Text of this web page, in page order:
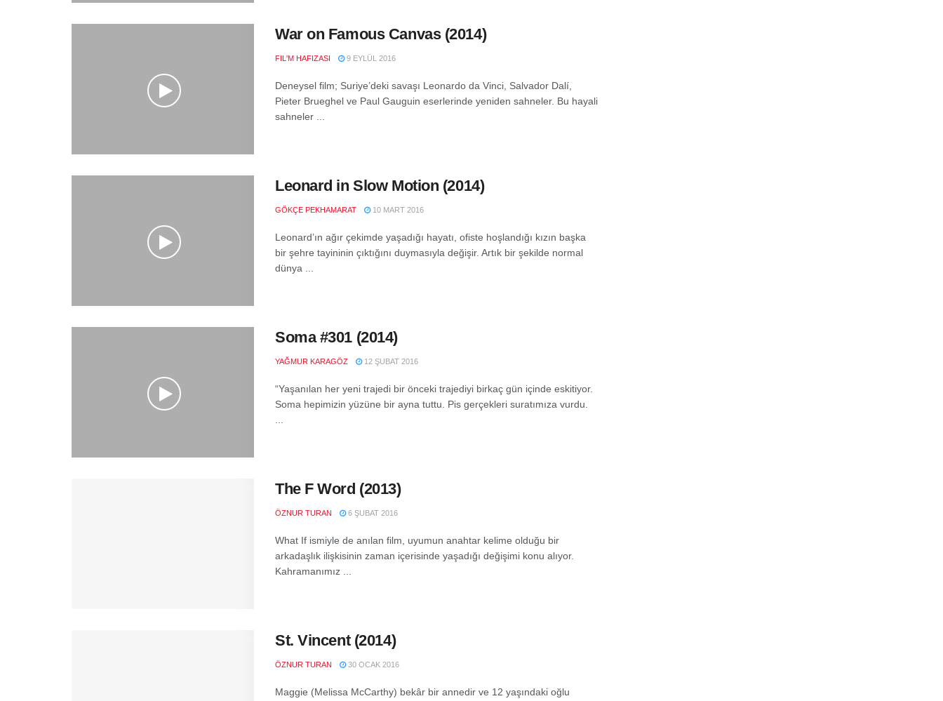
War on Famous Canvas (2014)
FIL'M HAFIZASI 9 EYLÜL 2016
Deneysel film; Suriye’deki savaşı Leonardo da Vinci, Salvador Dalí,
Pieter Brueghel ve Paul Gauguin eserlerinde yeniden sahneler. Bu hayali
sahneler ...
Leonard in Slow Motion (2014)
GÖKÇE PEKHAMARAT 10 MART 2016
Leonard’ın ağır çekimde yaşadığı hayatı, ofiste hoşlandığı kızın başka
bir şehre tayininin çıktığını duymasıyla değişir. Artık bir şekilde normal
dünya ...
Soma #301 (2014)
YAĞMUR KARAGÖZ 12 ŞUBAT 2016
“Yaşanılan her yeni trajedi bir önceki trajediyi birkaç gün içinde eskitiyor.
Soma hepimizin yüzüne bir ayna tuttu. Pis gerçekleri suratımıza vurdu.
...
The F Word (2013)
ÖZNUR TURAN 6 ŞUBAT 2016
What If ismiyle de anılan film, uyumun anahtar kelime olduğu bir
arkadaşlık ilişkisinin zaman içerisinde yaşadığı değişimi konu alıyor.
Kahramanımız ...
St. Vincent (2014)
ÖZNUR TURAN 30 OCAK 2016
Maggie (Melissa McCarthy) bekâr bir annedir ve 12 yaşındaki oğlu